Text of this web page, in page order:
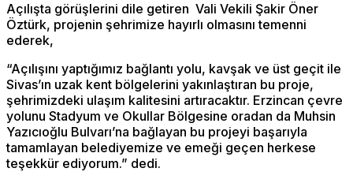
Açılışta görüşlerini dile getiren Vali Vekili Şakir Öner
Öztürk, projenin şehrimize hayırlı olmasını temenni
ederek,
“Açılışını yaptığımız bağlantı yolu, kavşak ve üst geçit ile
Sivas’ın uzak kent bölgelerini yakınlaştıran bu proje,
şehrimizdeki ulaşım kalitesini artıracaktır. Erzincan çevre
yolunu Stadyum ve Okullar Bölgesine oradan da Muhsin
Yazıcıoğlu Bulvarı’na bağlayan bu projeyi başarıyla
tamamlayan belediyemize ve emeği geçen herkese
teşekkür ediyorum.” dedi.